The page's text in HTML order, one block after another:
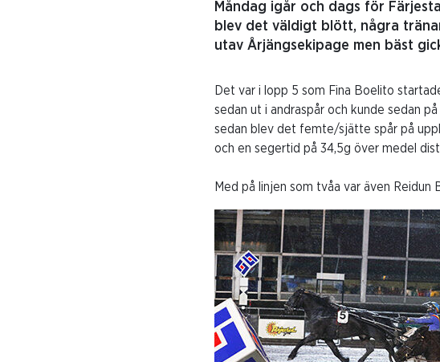
Måndag igår och dags för
blev det väldigt blött, några
utav Årjängsekipage men bäst
Det var i lopp 5 som Fina Boelito
sedan ut i andraspår och kunde sedan
sedan blev det femte/sjätte spår på
och en segertid på 34,5g över medel
Med på linjen som tvåa var även Reidun